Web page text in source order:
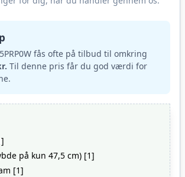
fås ofte på tilbud til omkring
Til denne pris får du god værdi for
på kun 47,5 cm) [1]
[1]